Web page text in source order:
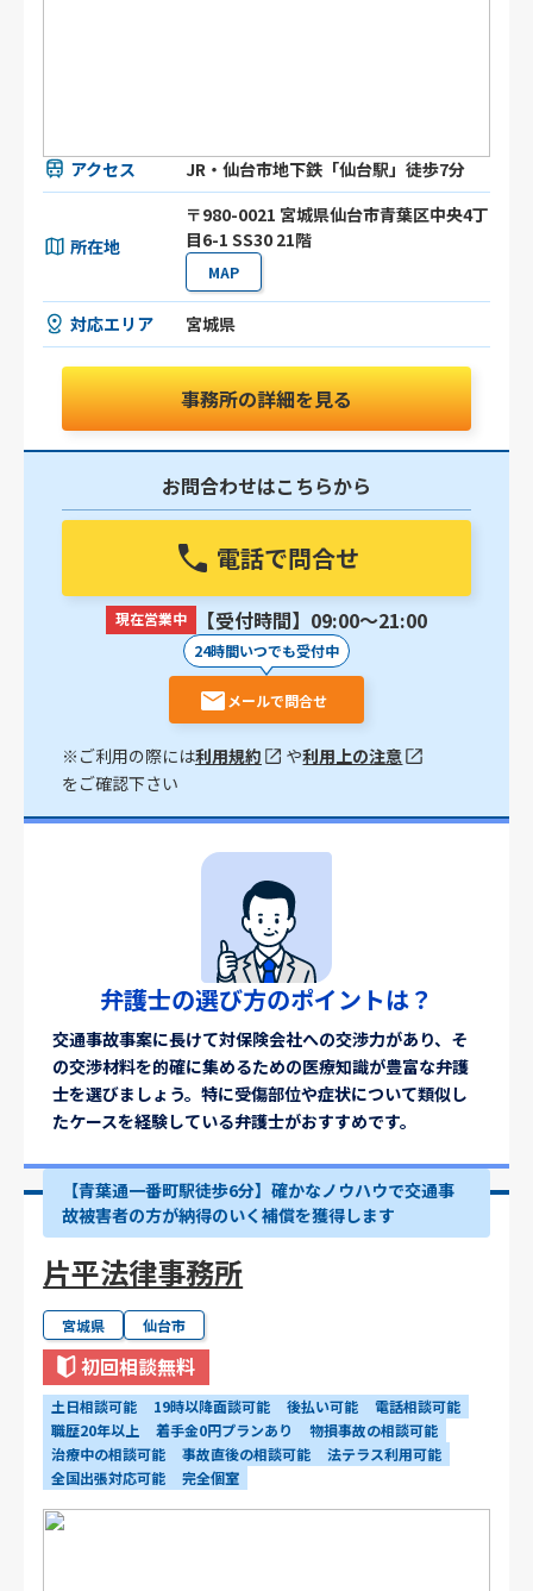
アクセス JR・仙台市地下鉄「仙台駅」徒歩7分
所在地
〒980-0021 宮城県仙台市青葉区中央4丁
目6-1 SS30 21階
MAP
対応エリア 宮城県
事務所の詳細を見る
お問合わせはこちらから
電話で問合せ
現在営業中 【受付時間】09:00〜21:00
24時間いつでも受付中
メールで問合せ
※ご利用の際には利用規約 や利用上の注意
をご確認下さい
弁護士の選び方のポイントは？
交通事故事案に長けて対保険会社への交渉力があり、そ
の交渉材料を的確に集めるための医療知識が豊富な弁護
士を選びましょう。特に受傷部位や症状について類似し
たケースを経験している弁護士がおすすめです。
【青葉通一番町駅徒歩6分】確かなノウハウで交通事
故被害者の方が納得のいく補償を獲得します
片平法律事務所
宮城県 仙台市
初回相談無料
土日相談可能 19時以降面談可能 後払い可能
電話相談可能
職歴20年以上
着手金0円プランあり
物損事故の相談可能
治療中の相談可能
事故直後の相談可能
法テラス利用可能
全国出張対応可能
完全個室